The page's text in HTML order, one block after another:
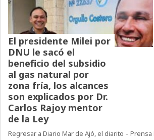
El presidente Milei por
DNU le sacó el
beneficio del subsidio
al gas natural por
zona fría, los alcances
son explicados por Dr.
Carlos Rajoy mentor
de la Ley
Regresar a Diario Mar de Ajó, el diarito –